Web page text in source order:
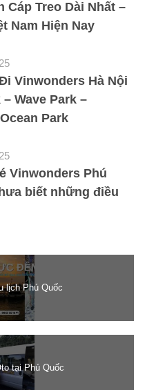
Cáp Treo Dài Nhất –
Nam Hiện Nay
Vinwonders Hà Nội
Wave Park –
Park
Vinwonders Phú
biết những điều
lịch Phú Quốc
tại Phú Quốc